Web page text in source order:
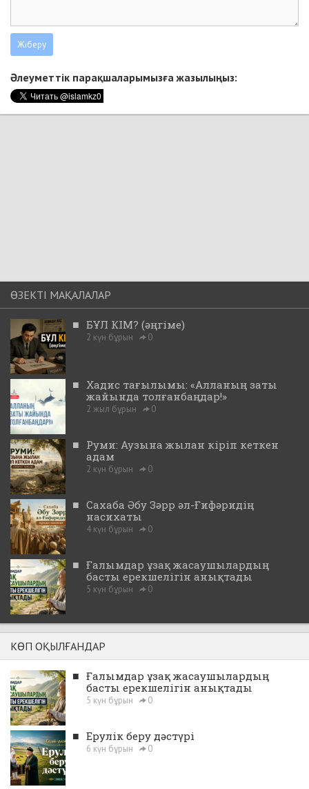
Әлеуметтік парақшаларымызға жазылыңыз:
ӨЗЕКТІ МАҚАЛАЛАР
■ БҰЛ КІМ? (әңгіме)
2 күн бұрын 0
■ Хадис тағылымы: «Алланың заты
жайында толғанбаңдар!»
2 жыл бұрын 0
■ Руми: Аузына жылан кіріп кеткен
адам
2 күн бұрын 0
■ Сахаба Әбу Зәрр әл-Ғифәридің
насихаты
4 күн бұрын 0
■ Ғалымдар ұзақ жасаушылардың
басты ерекшелігін анықтады
5 күн бұрын 0
КӨП ОҚЫЛҒАНДАР
■ Ғалымдар ұзақ жасаушылардың
басты ерекшелігін анықтады
5 күн бұрын 0
■ Ерулік беру дәстүрі
6 күн бұрын 0